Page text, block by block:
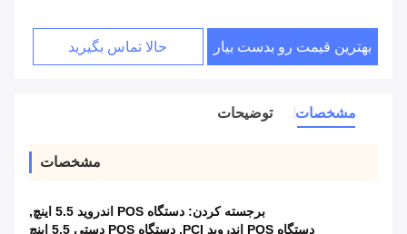
بهترین قیمت رو بدست بیار حالا تماس بگیرید
مشخصات توضیحات
مشخصات
برجسته کردن: دستگاه POS اندروید 5.5 اینچ
,
دستگاه POS اندروید PCI
, دستگاه POS دستی 5.5 اینچ